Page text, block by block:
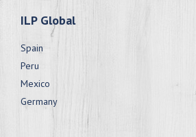
ILP Global
Spain
Peru
Mexico
Germany